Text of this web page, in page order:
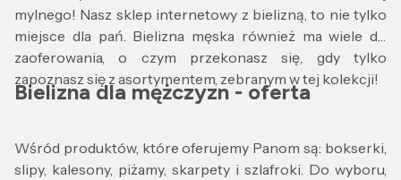
mylnego! Nasz sklep internetowy z bielizną, to nie tylko
miejsce dla pań. Bielizna męska również ma wiele do
zaoferowania, o czym przekonasz się, gdy tylko
zapoznasz się z asortymentem, zebranym w tej kolekcji!
Bielizna dla mężczyzn - oferta
Wśród produktów, które oferujemy Panom są: bokserki,
slipy, kalesony, piżamy, skarpety i szlafroki. Do wyboru,